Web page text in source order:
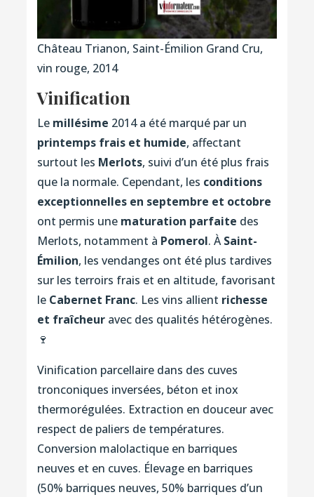
Château Trianon, Saint-Émilion Grand Cru,
vin rouge, 2014
Vinification
Le millésime 2014 a été marqué par un
printemps frais et humide, affectant
surtout les Merlots, suivi d’un été plus frais
que la normale. Cependant, les conditions
exceptionnelles en septembre et octobre
ont permis une maturation parfaite des
Merlots, notamment à Pomerol. ÀSaint-
Émilion, les vendanges ont été plus tardives
sur les terroirs frais et en altitude, favorisant
le Cabernet Franc. Les vins allient richesse
et fraîcheuravec des qualités hétérogènes.
🍷
Vinification parcellaire dans des cuves
tronconiques inversées, béton et inox
thermorégulées. Extraction en douceur avec
respect de paliers de températures.
Conversion malolactique en barriques
neuves et en cuves. Élevage en barriques
(50% barriques neuves, 50% barriques d’un